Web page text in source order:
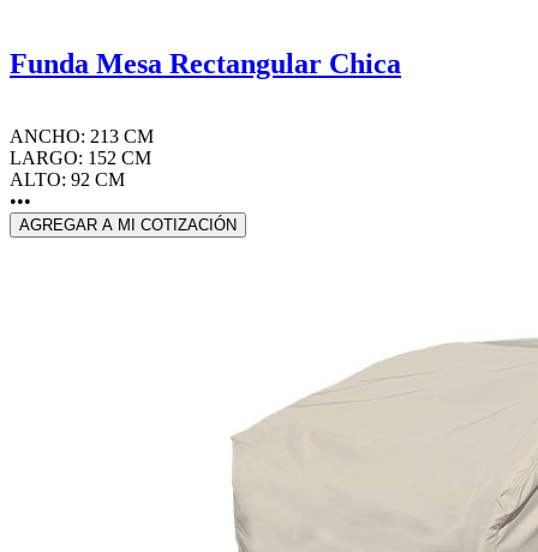
Funda Mesa Rectangular Chica
ANCHO: 213 CM
LARGO: 152 CM
ALTO: 92 CM
•••
AGREGAR A MI COTIZACIÓN